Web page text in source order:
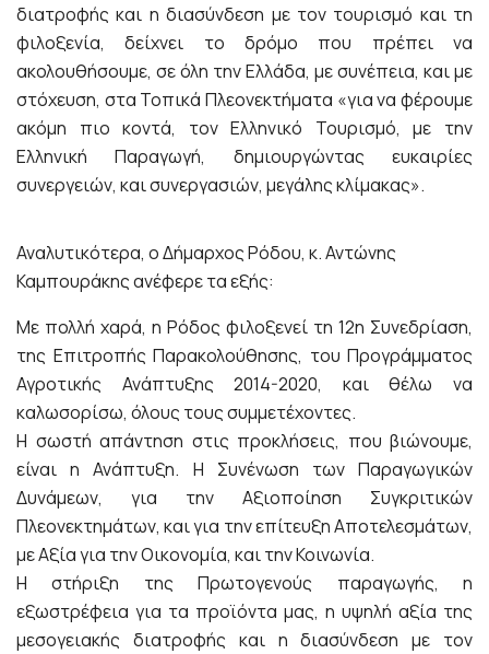
διατροφής και η διασύνδεση με τον τουρισμό και τη
φιλοξενία, δείχνει το δρόμο που πρέπει να
ακολουθήσουμε, σε όλη την Ελλάδα, με συνέπεια, και με
στόχευση, στα Τοπικά Πλεονεκτήματα «για να φέρουμε
ακόμη πιο κοντά, τον Ελληνικό Τουρισμό, με την
Ελληνική Παραγωγή, δημιουργώντας ευκαιρίες
συνεργειών, και συνεργασιών, μεγάλης κλίμακας».
Αναλυτικότερα, ο Δήμαρχος Ρόδου, κ. Αντώνης
Καμπουράκης ανέφερε τα εξής:
Με πολλή χαρά, η Ρόδος φιλοξενεί τη 12η Συνεδρίαση,
της Επιτροπής Παρακολούθησης, του Προγράμματος
Αγροτικής Ανάπτυξης 2014-2020, και θέλω να
καλωσορίσω, όλους τους συμμετέχοντες.
Η σωστή απάντηση στις προκλήσεις, που βιώνουμε,
είναι η Ανάπτυξη. Η Συνένωση των Παραγωγικών
Δυνάμεων, για την Αξιοποίηση Συγκριτικών
Πλεονεκτημάτων, και για την επίτευξη Αποτελεσμάτων,
με Αξία για την Οικονομία, και την Κοινωνία.
Η στήριξη της Πρωτογενούς παραγωγής, η
εξωστρέφεια για τα προϊόντα μας, η υψηλή αξία της
μεσογειακής διατροφής και η διασύνδεση με τον